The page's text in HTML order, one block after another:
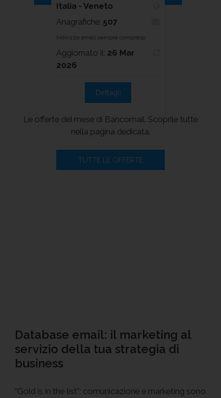
Italia - Veneto
Anagrafiche: 507
Indirizzo email sempre compreso
Aggiornato il: 26 Mar
2026
Dettagli
Italia
Le offerte del mese di Bancomail. Scoprile tutte
nella pagina dedicata.
TUTTE LE OFFERTE
Database email: il marketing al
servizio della tua strategia di
business
“Gold is in the list”: comunicazione e marketing sono